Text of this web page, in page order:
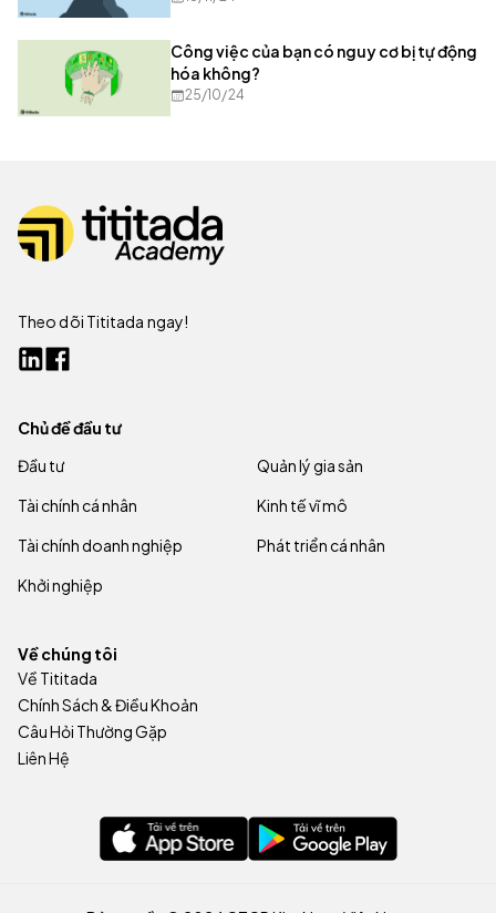
Công việc của bạn có nguy cơ bị tự động
hóa không?
25/10/24
Theo dõi Tititada ngay!
Chủ đề đầu tư
Đầu tư
Quản lý gia sản
Tài chính cá nhân
Kinh tế vĩ mô
Tài chính doanh nghiệp
Phát triển cá nhân
Khởi nghiệp
Về chúng tôi
Về Tititada
Chính Sách & Điều Khoản
Câu Hỏi Thường Gặp
Liên Hệ